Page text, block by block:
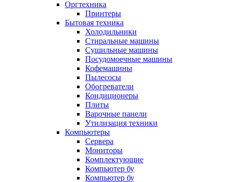
Оргтехника
Принтеры
Бытовая техника
Холодильники
Стиральные машины
Сушильные машины
Посудомоечные машины
Кофемашины
Пылесосы
Обогреватели
Кондиционеры
Плиты
Варочные панели
Утилизация техники
Компьютеры
Сервера
Мониторы
Комплектующие
Компьютер бу
Компьютер бу